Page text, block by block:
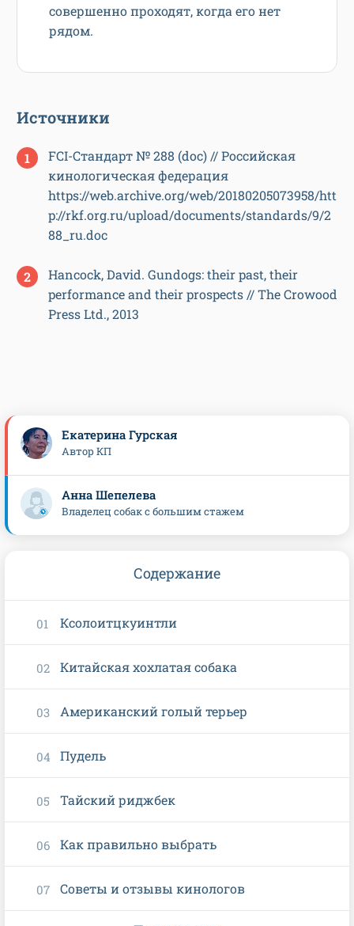
совершенно проходят, когда его нет
рядом.
Источники
FCI-Стандарт № 288 (doc) // Российская
кинологическая федерация
https://web.archive.org/web/20180205073958/htt
p://rkf.org.ru/upload/documents/standards/9/2
88_ru.doc
Hancock, David. Gundogs: their past, their
performance and their prospects // The Crowood
Press Ltd., 2013
Екатерина Гурская
Автор КП
Анна Шепелева
Владелец собак с большим стажем
Содержание
Ксолоитцкуинтли
Китайская хохлатая собака
Американский голый терьер
Пудель
Тайский риджбек
Как правильно выбрать
Советы и отзывы кинологов